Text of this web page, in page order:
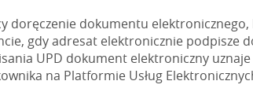
doręczenie dokumentu
gdy adresat elektronicznie podpisze
UPD dokument elektroniczny
na Platformie Usług